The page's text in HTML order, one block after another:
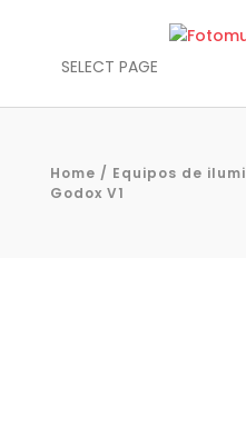
SELECT PAGE
Home / Equipos de
Godox V1